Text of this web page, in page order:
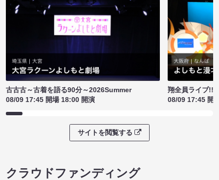
古古古～古着を語る90分～2026Summer
08/09 17:45 開場 18:00 開演
翔全員ライブ!!!
08/09 17:45 開
サイトを閲覧する
クラウドファンディング